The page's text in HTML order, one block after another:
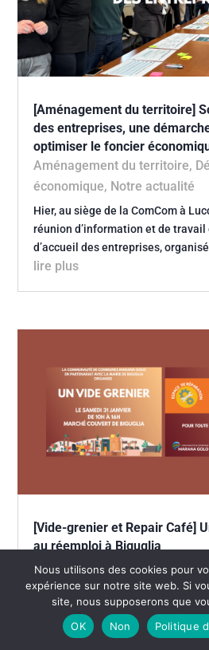
[Aménagement du territoire]
des entreprises, une
optimiser le foncier
Aménagement du territoire,
économique, Notre actualité
Hier, au siège de la ComCom à
réunion d’information et de travail
d’accueil des entreprises,
lire plus
[Vide-grenier et Repair Café]
au réemploi à Biguglia
Collecte & Tri sélectif,
actualité ,Repair Café
La Communauté de Communes
samedi 31 janvier un vide-grenier
Nous utilisons des cookies pour
expérience sur notre site web. Si
site, nous supposerons que
OK
Non Politique